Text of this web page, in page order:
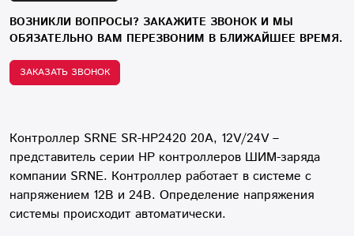
ВОЗНИКЛИ ВОПРОСЫ? ЗАКАЖИТЕ ЗВОНОК И МЫ
ОБЯЗАТЕЛЬНО ВАМ ПЕРЕЗВОНИМ В БЛИЖАЙШЕЕ ВРЕМЯ.
ЗАКАЗАТЬ ЗВОНОК
Контроллер SRNE SR-HP2420 20A, 12V/24V –
представитель серии HP контроллеров ШИМ-заряда
компании SRNE. Контроллер работает в системе с
напряжением 12В и 24В. Определение напряжения
системы происходит автоматически.